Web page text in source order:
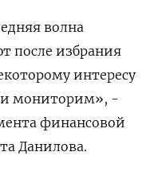
волна
после избрания
интересу
мониторим», -
финансовой
Данилова.